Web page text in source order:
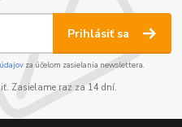
Prihlásiť sa
za účelom zasielania newslettera.
Zasielame raz za 14 dní.